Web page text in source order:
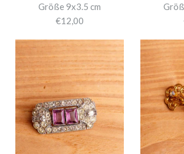
Größe 9x3.5 cm
€12,00